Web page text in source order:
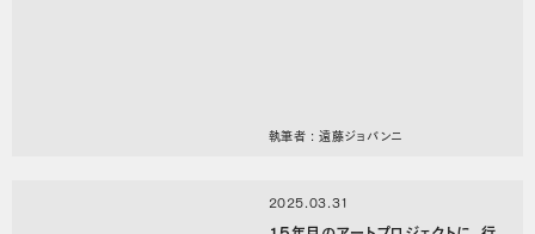
執筆者 : 遠藤ジョバンニ
2025.03.31